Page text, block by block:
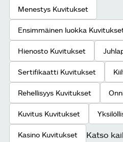
Menestys Kuvitukset
Ensimmäinen luokka
Hienosto Kuvitukset
Sertifikaatti Kuvitukset
Rehellisyys Kuvitukset
Kuvitus Kuvitukset
Kasino Kuvitukset Katso